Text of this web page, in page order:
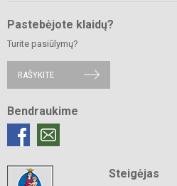
Pastebėjote klaidų?
Turite pasiūlymų?
RAŠYKITE
Bendraukime
Steigėjas